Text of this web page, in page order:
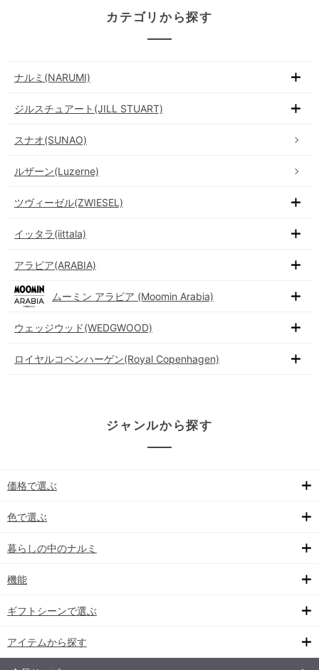
カテゴリから探す
ナルミ(NARUMI)
ジルスチュアート(JILL STUART)
スナオ(SUNAO)
ルザーン(Luzerne)
ツヴィーゼル(ZWIESEL)
イッタラ(iittala)
アラビア(ARABIA)
ムーミン アラビア (Moomin Arabia)
ウェッジウッド(WEDGWOOD)
ロイヤルコペンハーゲン(Royal Copenhagen)
ジャンルから探す
価格で選ぶ
色で選ぶ
暮らしの中のナルミ
機能
ギフトシーンで選ぶ
アイテムから探す